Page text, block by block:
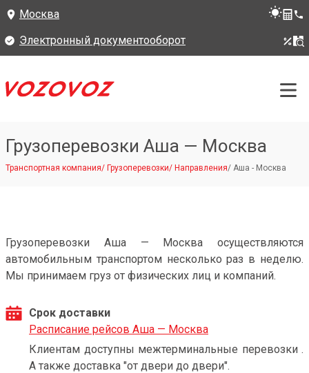
Москва
Электронный документооборот
Грузоперевозки Аша — Москва
Транспортная компания/ Грузоперевозки/ Направления/ Аша - Москва
Грузоперевозки Аша — Москва осуществляются
автомобильным транспортом несколько раз в неделю.
Мы принимаем груз от физических лиц и компаний.
Срок доставки
Расписание рейсов Аша — Москва
Клиентам доступны межтерминальные перевозки .
А также доставка "от двери до двери".